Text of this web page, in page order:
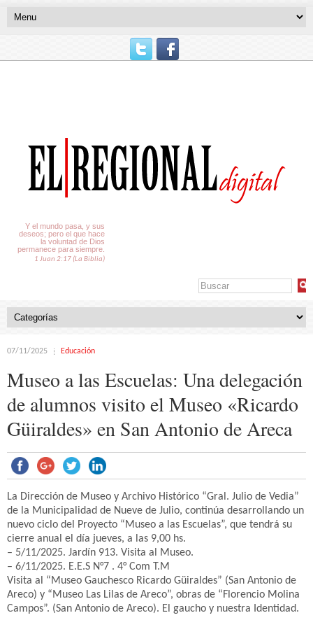
Y el mundo pasa, y sus
deseos; pero el que hace
la voluntad de Dios
permanece para siempre.
1 Juan 2:17 (La Biblia)
07/11/2025 Educación
Museo a las Escuelas: Una delegación
de alumnos visito el Museo «Ricardo
Güiraldes» en San Antonio de Areca
La Dirección de Museo y Archivo Histórico “Gral. Julio de Vedia”
de la Municipalidad de Nueve de Julio, continúa desarrollando un
nuevo ciclo del Proyecto “Museo a las Escuelas”, que tendrá su
cierre anual el día jueves, a las 9,00 hs.
– 5/11/2025. Jardín 913. Visita al Museo.
– 6/11/2025. E.E.S N°7 . 4° Com T.M
Visita al “Museo Gauchesco Ricardo Güiraldes” (San Antonio de
Areco) y “Museo Las Lilas de Areco”, obras de “Florencio Molina
Campos”. (San Antonio de Areco). El gaucho y nuestra Identidad.